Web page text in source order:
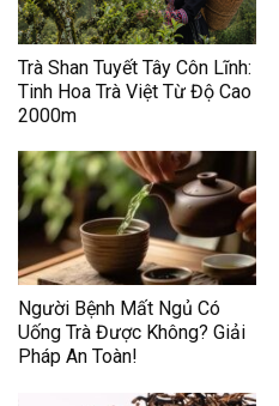
Trà Shan Tuyết Tây Côn Lĩnh:
Tinh Hoa Trà Việt Từ Độ Cao
2000m
Người Bệnh Mất Ngủ Có
Uống Trà Được Không? Giải
Pháp An Toàn!